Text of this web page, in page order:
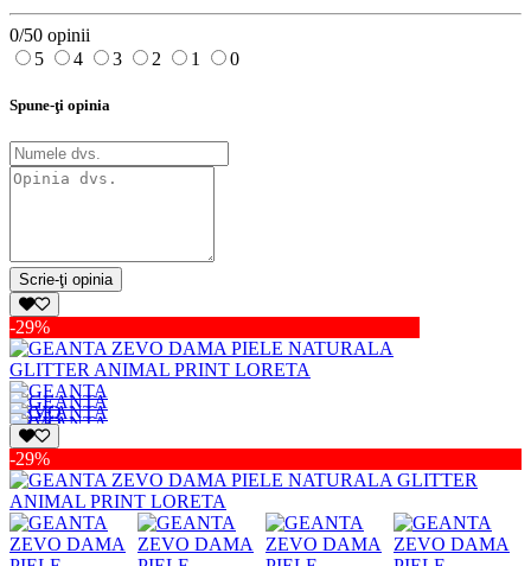
0/50 opinii
5
4 3 2 1 0
Spune-ţi opinia
Scrie-ţi opinia
-29%
-29%